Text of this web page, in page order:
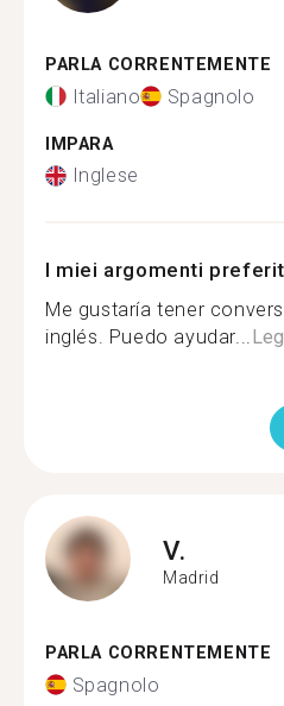
PARLA CORRENTEMENTE
Italiano Spagnolo
IMPARA
Inglese
I miei argomenti
Me gustaría tener
inglés. Puedo ayudar...
V.
Madrid
PARLA CORRENTEMENTE
Spagnolo